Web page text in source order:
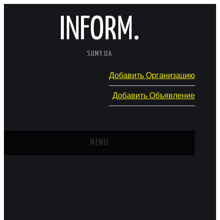
INFORM.
SUMY.UA
Добавить Организацию
Добавить Объявление
MENU